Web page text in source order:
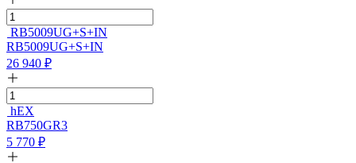
RB5009UG+S+IN
RB5009UG+S+IN
26 940 ₽
hEX
RB750GR3
5 770 ₽